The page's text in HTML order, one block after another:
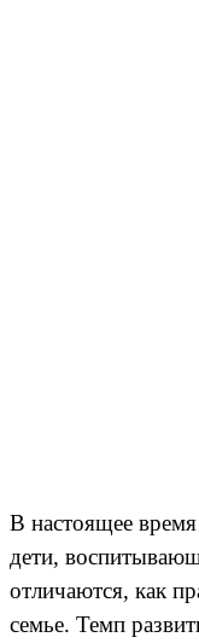
В настоящее время
дети,
отличаются, как
семье. Темп